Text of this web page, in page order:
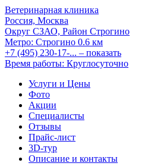
Ветеринарная клиника
Россия, Москва
Округ СЗАО, Район Строгино
Метро: Строгино 0.6 км
+7 (495) 230-17-... – показать
Время работы: Круглосуточно
Услуги и Цены
Фото
Акции
Специалисты
Отзывы
Прайс-лист
3D-тур
Описание и контакты